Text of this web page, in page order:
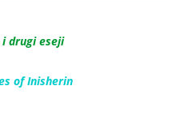
drugi eseji
of Inisherin